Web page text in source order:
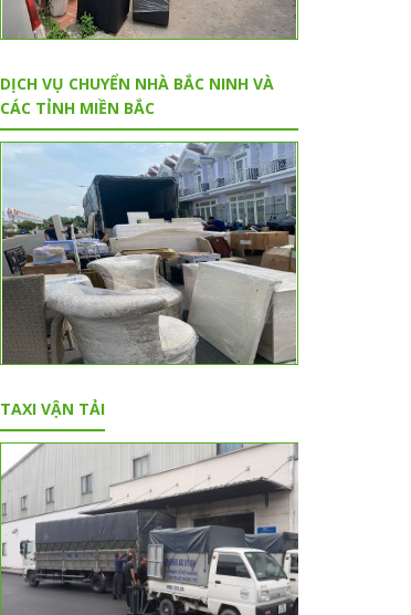
DỊCH VỤ CHUYỂN NHÀ BẮC NINH VÀ
CÁC TỈNH MIỀN BẮC
TAXI VẬN TẢI